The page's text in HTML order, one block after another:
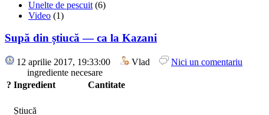
Unelte de pescuit (6)
Video (1)
Supă din știucă — ca la Kazani
12 aprilie 2017, 19:33:00 Vlad
Nici un comentariu
ingrediente necesare
? Ingredient Cantitate
Știucă